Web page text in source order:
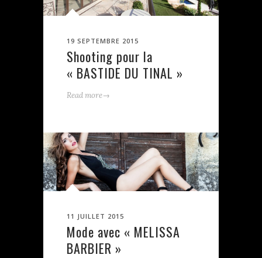
19 SEPTEMBRE 2015
Shooting pour la
« BASTIDE DU TINAL »
Read more→
11 JUILLET 2015
Mode avec « MELISSA
BARBIER »